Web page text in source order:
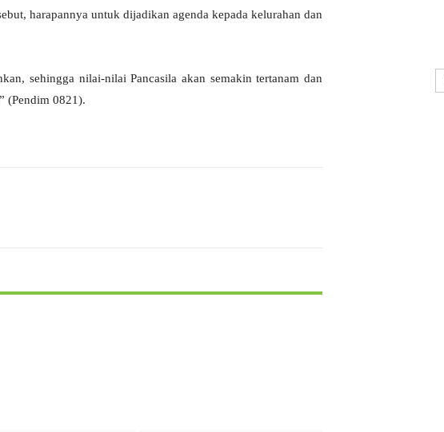
harapannya untuk dijadikan agenda kepada kelurahan dan
sehingga nilai-nilai Pancasila akan semakin tertanam dan
(Pendim 0821).